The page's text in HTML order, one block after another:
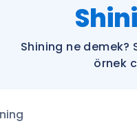
Shining ne demek?
örnek